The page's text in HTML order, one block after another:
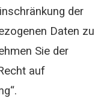
der
Daten zu
Sie der
auf